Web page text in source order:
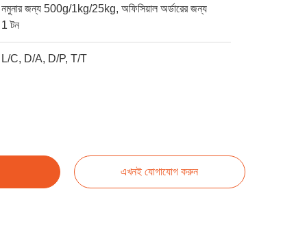
নমুনার জন্য 500g/1kg/25kg, অফিসিয়াল অর্ডারের জন্য
1 টন
L/C, D/A, D/P, T/T
এখনই যোগাযোগ করুন